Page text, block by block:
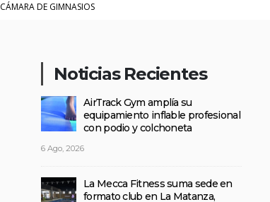
CÁMARA DE GIMNASIOS
Noticias Recientes
AirTrack Gym amplía su
equipamiento inflable profesional
con podio y colchoneta
6 Ago, 2026
La Mecca Fitness suma sede en
formato club en La Matanza,